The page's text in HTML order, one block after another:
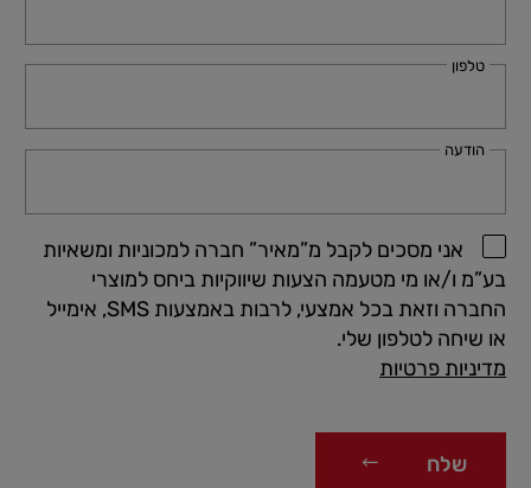
טלפון
הודעה
אני מסכים לקבל מ”מאיר” חברה למכוניות ומשאיות
בע”מ ו/או מי מטעמה הצעות שיווקיות ביחס למוצרי
החברה וזאת בכל אמצעי, לרבות באמצעות SMS, אימייל
או שיחה לטלפון שלי.
מדיניות פרטיות
שלח